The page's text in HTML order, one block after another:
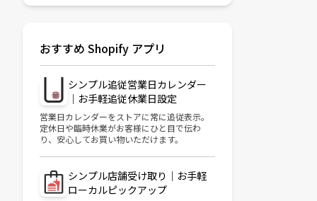
おすすめ Shopify アプリ
シンプル追従営業日カレンダー
｜お手軽追従休業日設定
営業日カレンダーをストアに常に追従表示。
定休日や臨時休業がお客様にひと目で伝わ
り、安心してお買い物いただけます。
シンプル店舗受け取り｜お手軽
ローカルピックアップ